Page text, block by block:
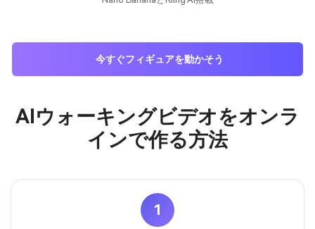
今すぐフィギュアを動かそう
AIウォーキングビデオをオンラ
インで作る方法
1